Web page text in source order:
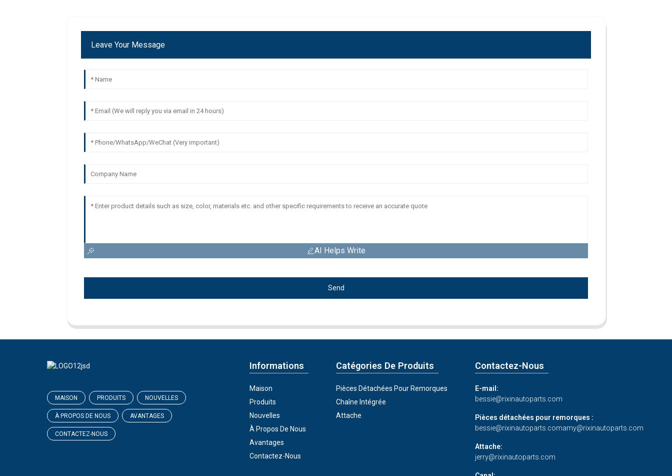
Leave Your Message
AI Helps Write
Send
MAISON PRODUITS NOUVELLES
À PROPOS DE NOUS AVANTAGES
CONTACTEZ-NOUS
Informations
Maison
Produits
Nouvelles
À Propos De Nous
Avantages
Contactez-Nous
Catégories De Produits
Pièces Détachées Pour Remorques
Chaîne Intégrée
Attache
Contactez-Nous
E-mail:
bessie@rixinautoparts.com
Pièces détachées pour remorques :
bessie@rixinautoparts.comamy@rixinautoparts.com
Attache:
jerry@rixinautoparts.com